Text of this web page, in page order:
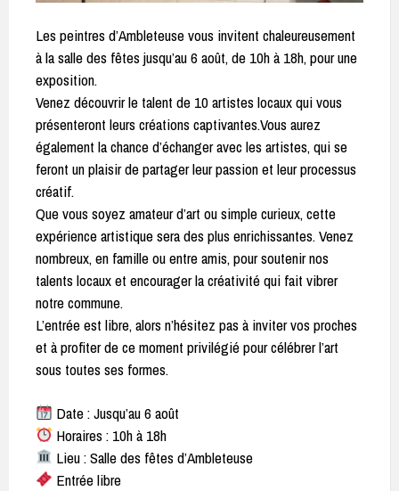
Les peintres d’Ambleteuse vous invitent chaleureusement
à la salle des fêtes jusqu’au 6 août, de 10h à 18h, pour une
exposition.
Venez découvrir le talent de 10 artistes locaux qui vous
présenteront leurs créations captivantes.Vous aurez
également la chance d’échanger avec les artistes, qui se
feront un plaisir de partager leur passion et leur processus
créatif.
Que vous soyez amateur d’art ou simple curieux, cette
expérience artistique sera des plus enrichissantes. Venez
nombreux, en famille ou entre amis, pour soutenir nos
talents locaux et encourager la créativité qui fait vibrer
notre commune.
L’entrée est libre, alors n’hésitez pas à inviter vos proches
et à profiter de ce moment privilégié pour célébrer l’art
sous toutes ses formes.
Date : Jusqu’au 6 août
Horaires : 10h à 18h
Lieu : Salle des fêtes d’Ambleteuse
Entrée libre